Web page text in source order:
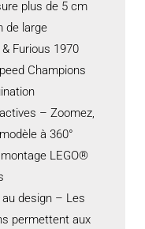
plus de 5 cm
de large
Furious 1970
Champions
– Zoomez,
à 360°
LEGO®
au design – Les
permettent aux